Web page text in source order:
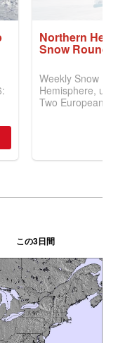
この3日間